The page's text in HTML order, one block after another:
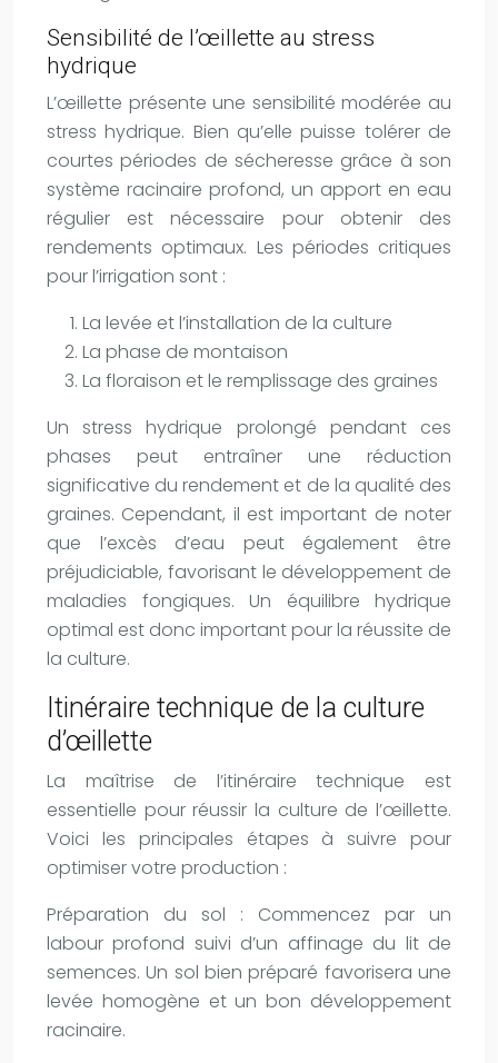
Sensibilité de l’œillette au stress
hydrique
L’œillette présente une sensibilité modérée au
stress hydrique. Bien qu’elle puisse tolérer de
courtes périodes de sécheresse grâce à son
système racinaire profond, un apport en eau
régulier est nécessaire pour obtenir des
rendements optimaux. Les périodes critiques
pour l’irrigation sont :
La levée et l’installation de la culture
La phase de montaison
La floraison et le remplissage des graines
Un stress hydrique prolongé pendant ces
phases peut entraîner une réduction
significative du rendement et de la qualité des
graines. Cependant, il est important de noter
que l’excès d’eau peut également être
préjudiciable, favorisant le développement de
maladies fongiques. Un équilibre hydrique
optimal est donc important pour la réussite de
la culture.
Itinéraire technique de la culture
d’œillette
La maîtrise de l’itinéraire technique est
essentielle pour réussir la culture de l’œillette.
Voici les principales étapes à suivre pour
optimiser votre production :
Préparation du sol : Commencez par un
labour profond suivi d’un affinage du lit de
semences. Un sol bien préparé favorisera une
levée homogène et un bon développement
racinaire.